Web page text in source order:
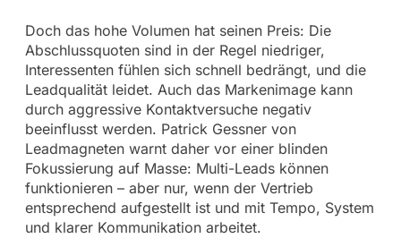
Doch das hohe Volumen hat seinen Preis: Die
Abschlussquoten sind in der Regel niedriger,
Interessenten fühlen sich schnell bedrängt, und die
Leadqualität leidet. Auch das Markenimage kann
durch aggressive Kontaktversuche negativ
beeinflusst werden. Patrick Gessner von
Leadmagneten warnt daher vor einer blinden
Fokussierung auf Masse: Multi-Leads können
funktionieren – aber nur, wenn der Vertrieb
entsprechend aufgestellt ist und mit Tempo, System
und klarer Kommunikation arbeitet.